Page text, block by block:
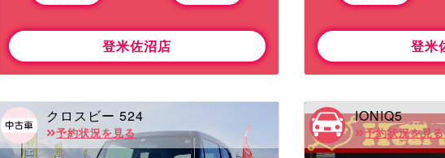
登米佐沼店 登米
クロスビー 524
予約状況を見る
IONIQ5
予約状況を見る